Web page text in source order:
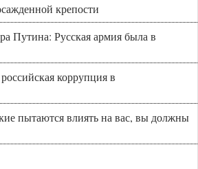
крепости
Путина: Русская армия была в
коррупция в
пытаются влиять на вас, вы должны